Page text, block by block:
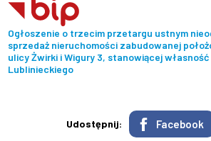
Ogłoszenie o trzecim przetargu ustnym
sprzedaż nieruchomości zabudowanej
ulicy Żwirki i Wigury 3, stanowiącej
Lublinieckiego
Udostępnij: Facebook